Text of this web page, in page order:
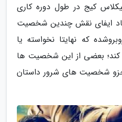
کیج در طول دوره کاری
ایفای نقش چندین شخصیت
که نهایتا نخواسته یا
کند؛ بعضی از این شخصیت ها
شخصیت های شرور داستان